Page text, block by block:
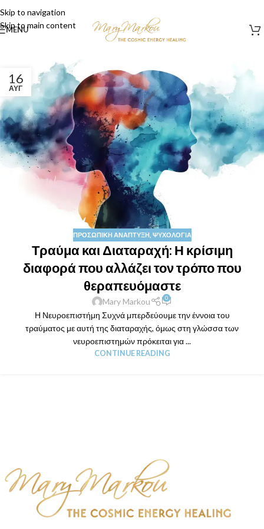
Skip to navigation
Skip to main content
MENU
16
ΑΥΓ
ΠΡΟΣΩΠΙΚΉ ΑΝΆΠΤΥΞΗ, ΨΥΧΟΛΟΓΊΑ
Τραύμα και Διαταραχή: Η κρίσιμη
διαφορά που αλλάζει τον τρόπο που
θεραπευόμαστε
Mary Markou 0
Η Νευροεπιστήμη Συχνά μπερδεύουμε την έννοια του
τραύματος με αυτή της διαταραχής, όμως στη γλώσσα των
νευροεπιστημών πρόκειται για ...
CONTINUE READING